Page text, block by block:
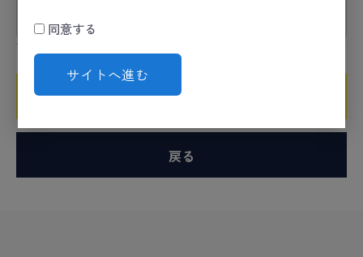
同意する
サイトへ進む
確認ページへ
戻る